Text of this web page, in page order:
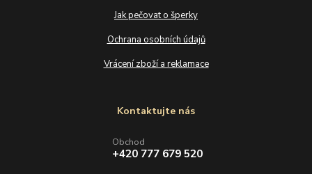
Jak pečovat o šperky
Ochrana osobních údajů
Vrácení zboží a reklamace
Kontaktujte nás
Obchod
+420 777 679 520